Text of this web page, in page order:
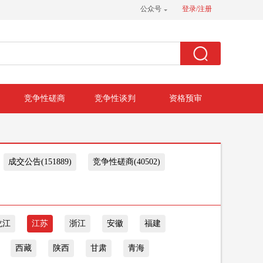
公众号 登录/注册
竞争性磋商 竞争性谈判 资格预审
成交公告(151889) 竞争性磋商(40502)
江 江苏 浙江 安徽 福建
西藏 陕西 甘肃 青海